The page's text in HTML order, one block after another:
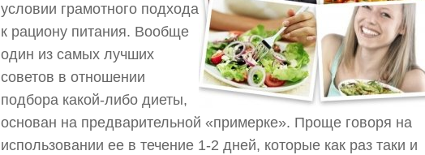
условии грамотного подхода
к рациону питания. Вообще
один из самых лучших
советов в отношении
подбора какой-либо диеты,
основан на предварительной «примерке». Проще говоря на
использовании ее в течение 1-2 дней, которые как раз таки и